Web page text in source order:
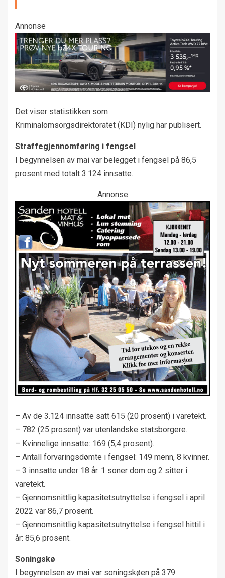
Annonse
Det viser statistikken som
Kriminalomsorgsdirektoratet (KDI) nylig har publisert.
Straffegjennomføring i fengsel
I begynnelsen av mai var belegget i fengsel på 86,5
prosent med totalt 3.124 innsatte.
Annonse
– Av de 3.124 innsatte satt 615 (20 prosent) i varetekt.
– 782 (25 prosent) var utenlandske statsborgere.
– Kvinnelige innsatte: 169 (5,4 prosent).
– Antall forvaringsdømte i fengsel: 149 menn, 8 kvinner.
– 3 innsatte under 18 år. 1 soner dom og 2 sitter i
varetekt.
– Gjennomsnittlig kapasitetsutnyttelse i fengsel i april
2022 var 86,7 prosent.
– Gjennomsnittlig kapasitetsutnyttelse i fengsel hittil i
år: 85,6 prosent.
Soningskø
I begynnelsen av mai var soningskøen på 379